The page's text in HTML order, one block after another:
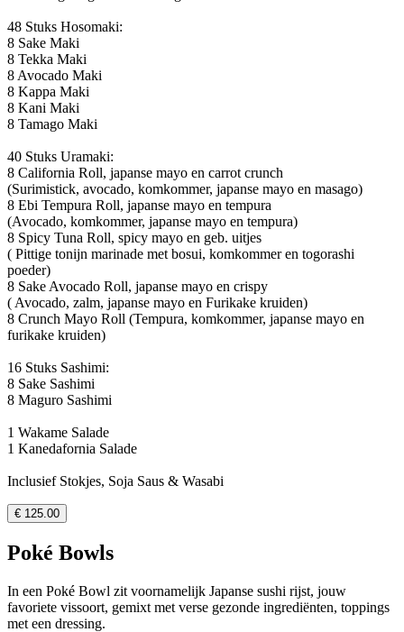
48 Stuks Hosomaki:
8 Sake Maki
8 Tekka Maki
8 Avocado Maki
8 Kappa Maki
8 Kani Maki
8 Tamago Maki
40 Stuks Uramaki:
8 California Roll, japanse mayo en carrot crunch
(Surimistick, avocado, komkommer, japanse mayo en masago)
8 Ebi Tempura Roll, japanse mayo en tempura
(Avocado, komkommer, japanse mayo en tempura)
8 Spicy Tuna Roll, spicy mayo en geb. uitjes
( Pittige tonijn marinade met bosui, komkommer en togorashi
poeder)
8 Sake Avocado Roll, japanse mayo en crispy
( Avocado, zalm, japanse mayo en Furikake kruiden)
8 Crunch Mayo Roll (Tempura, komkommer, japanse mayo en
furikake kruiden)
16 Stuks Sashimi:
8 Sake Sashimi
8 Maguro Sashimi
1 Wakame Salade
1 Kanedafornia Salade
Inclusief Stokjes, Soja Saus & Wasabi
€ 125.00
Poké Bowls
In een Poké Bowl zit voornamelijk Japanse sushi rijst, jouw
favoriete vissoort, gemixt met verse gezonde ingrediënten, toppings
met een dressing.